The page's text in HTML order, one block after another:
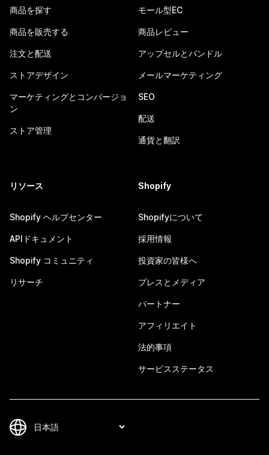
商品を探す
商品を販売する
注文と配送
ストアデザイン
マーケティングとコンバージョ
ン
ストア管理
モール型EC
商品レビュー
アップセルとバンドル
メールマーケティング
SEO
配送
通貨と翻訳
リソース
Shopify ヘルプセンター
APIドキュメント
Shopify コミュニティ
リサーチ
Shopify
Shopifyについて
採用情報
投資家の皆様へ
プレスとメディア
パートナー
アフィリエイト
法的事項
サービスステータス